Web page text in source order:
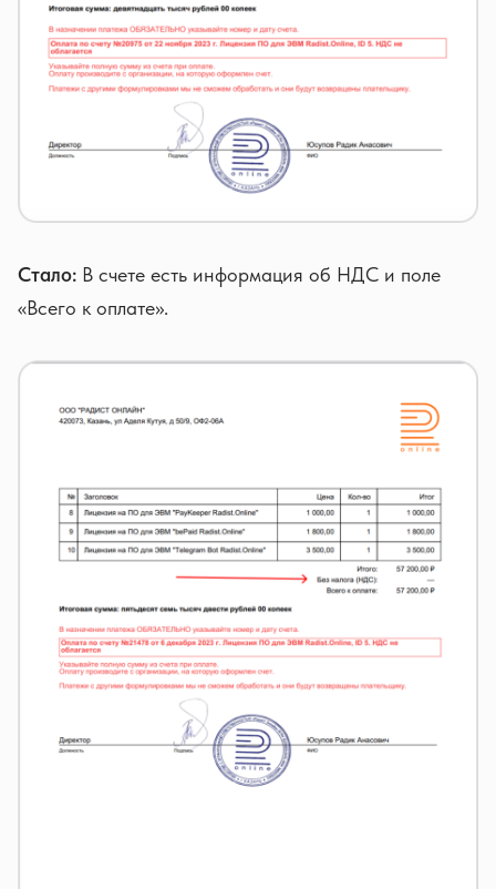
Стало: В счете есть информация об НДС и поле
«Всего к оплате».